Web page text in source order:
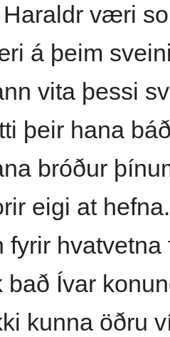
væri
á þeim
vita þessi
þeir hana
bróður
eigi at
fyrir
bað Ívar
kunna öðru